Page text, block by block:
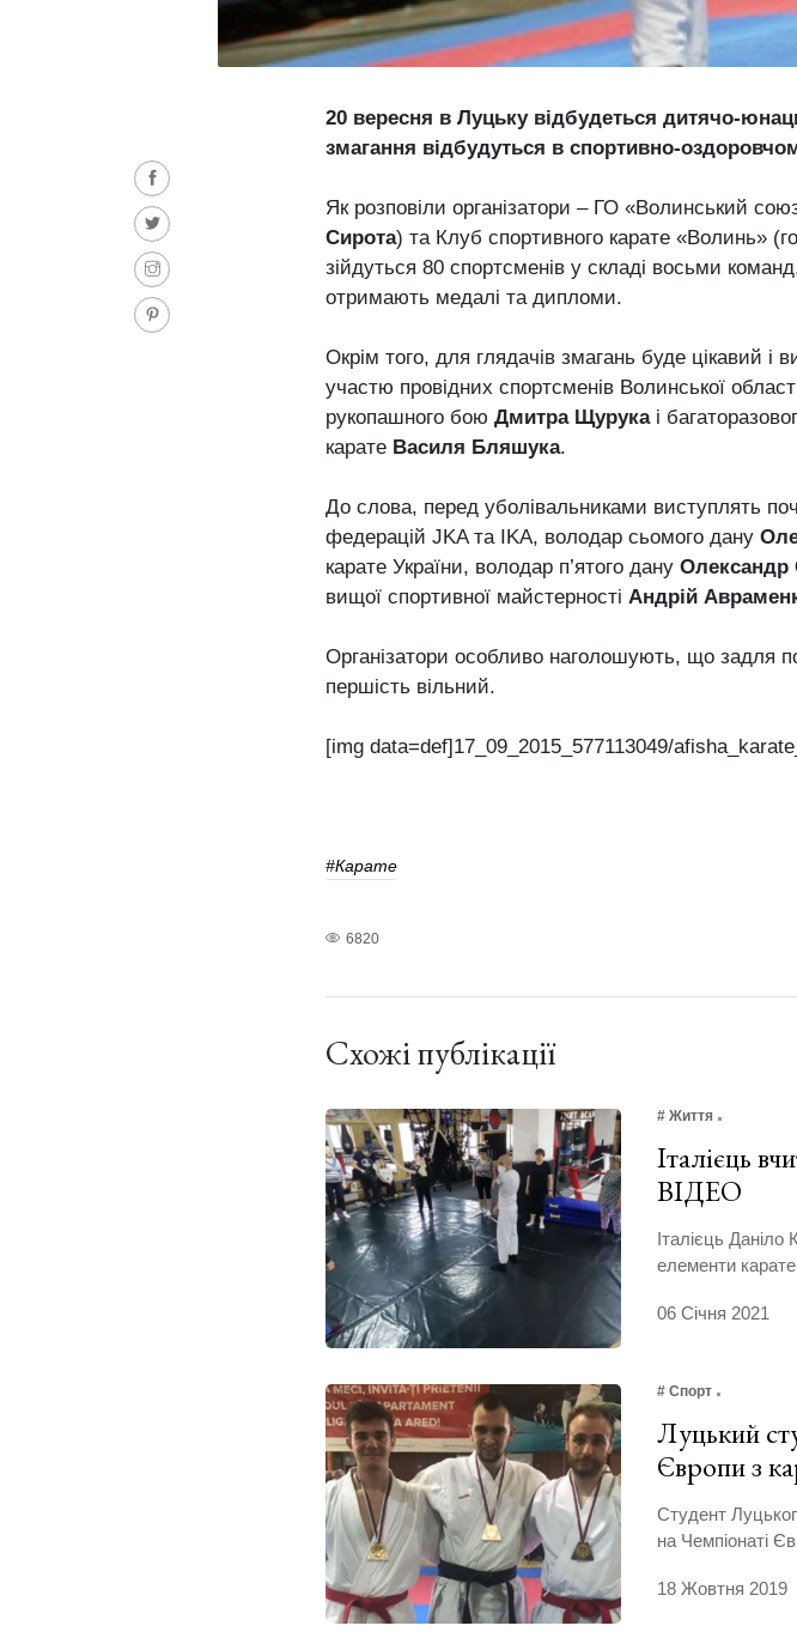
20 вересня в Луцьку відбудеться дитячо-
змагання відбудуться в спортивно-
Як розповіли організатори – ГО «Волинський
Сирота) та Клуб спортивного карате «Волинь»
зійдуться 80 спортсменів у складі восьми
отримають медалі та дипломи.
Окрім того, для глядачів змагань буде цікавий
участю провідних спортсменів Волинської
рукопашного бою Дмитра Щурукаі
карате Василя Бляшука.
До слова, перед уболівальниками виступлять
федерацій JKA та IKA, володар сьомого дану
карате України, володар п’ятого дану
вищої спортивної майстерності Андрій
Організатори особливо наголошують, що задля
першість вільний.
[img data=def]17_09_2015_577113049/
#карате
6820
Схожі публікації
# Життя
Італієць
ВІДЕО
Італієць
елементи карате
06 Січня 2021
# Спорт
Луцький
Європи з
Студент
на Чемпіонаті
18 Жовтня 2019